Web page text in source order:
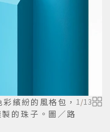
繽紛的風格包，
的珠子。圖／路
1 /13